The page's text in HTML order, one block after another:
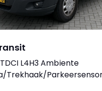
L4H3 Ambiente
Trekhaak/